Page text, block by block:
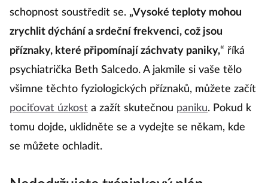
schopnost soustředit se. „Vysoké teploty mohou
zrychlit dýchání a srdeční frekvenci, což jsou
příznaky, které připomínají záchvaty paniky,“ říká
psychiatrička Beth Salcedo. A jakmile si vaše tělo
všimne těchto fyziologických příznaků, můžete začít
pociťovat úzkost a zažít skutečnou paniku. Pokud k
tomu dojde, uklidněte se a vydejte se někam, kde
se můžete ochladit.